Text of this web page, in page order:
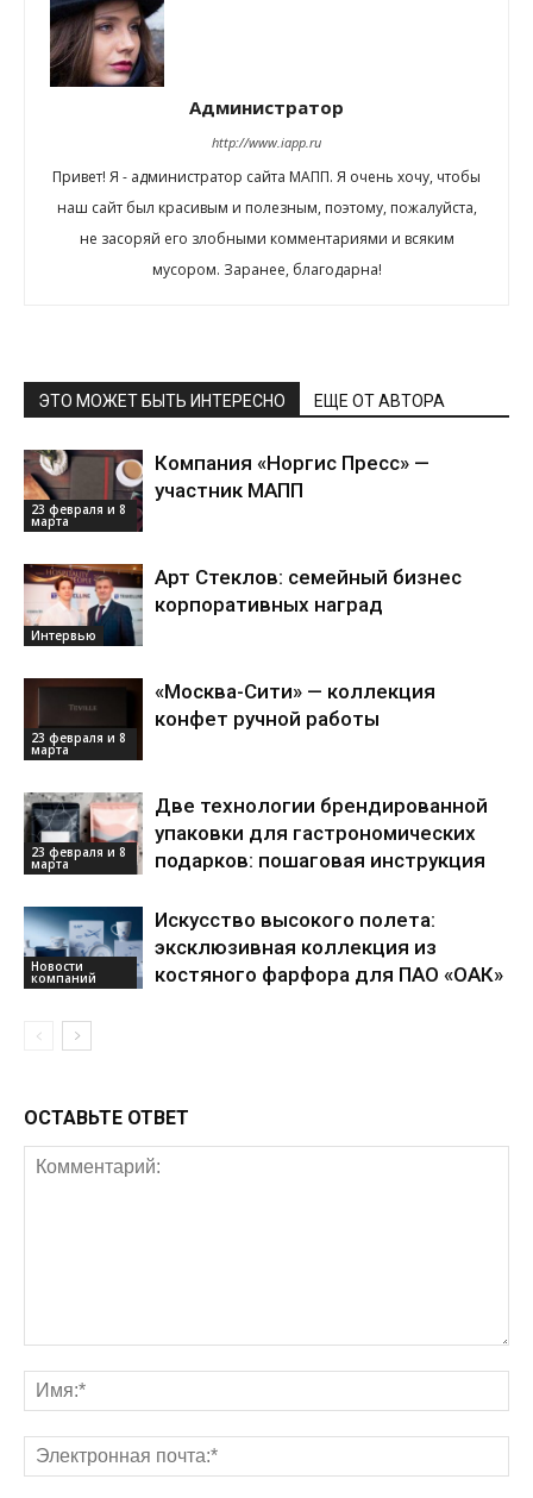
Администратор
http://www.iapp.ru
Привет! Я - администратор сайта МАПП. Я очень хочу, чтобы
наш сайт был красивым и полезным, поэтому, пожалуйста,
не засоряй его злобными комментариями и всяким
мусором. Заранее, благодарна!
ЭТО МОЖЕТ БЫТЬ ИНТЕРЕСНО ЕЩЕ ОТ АВТОРА
23 февраля и 8
марта
Компания «Норгис Пресс» —
участник МАПП
Интервью
Арт Стеклов: семейный бизнес
корпоративных наград
23 февраля и 8
марта
«Москва-Сити» — коллекция
конфет ручной работы
23 февраля и 8
марта
Две технологии брендированной
упаковки для гастрономических
подарков: пошаговая инструкция
Новости
компаний
Искусство высокого полета:
эксклюзивная коллекция из
костяного фарфора для ПАО «ОАК»
ОСТАВЬТЕ ОТВЕТ